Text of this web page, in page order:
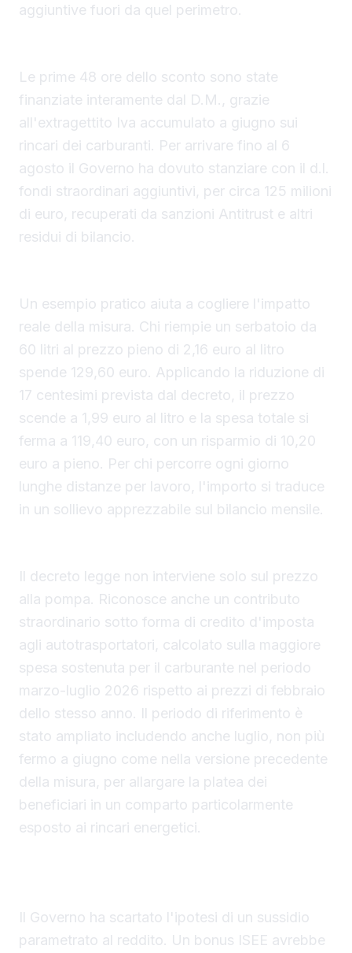
aggiuntive fuori da quel perimetro.
Le prime 48 ore dello sconto sono state
finanziate interamente dal D.M., grazie
all'extragettito Iva accumulato a giugno sui
rincari dei carburanti. Per arrivare fino al 6
agosto il Governo ha dovuto stanziare con il d.l.
fondi straordinari aggiuntivi, per circa 125 milioni
di euro, recuperati da sanzioni Antitrust e altri
residui di bilancio.
Un esempio pratico aiuta a cogliere l'impatto
reale della misura. Chi riempie un serbatoio da
60 litri al prezzo pieno di 2,16 euro al litro
spende 129,60 euro. Applicando la riduzione di
17 centesimi prevista dal decreto, il prezzo
scende a 1,99 euro al litro e la spesa totale si
ferma a 119,40 euro, con un risparmio di 10,20
euro a pieno. Per chi percorre ogni giorno
lunghe distanze per lavoro, l'importo si traduce
in un sollievo apprezzabile sul bilancio mensile.
Il decreto legge non interviene solo sul prezzo
alla pompa. Riconosce anche un contributo
straordinario sotto forma di credito d'imposta
agli autotrasportatori, calcolato sulla maggiore
spesa sostenuta per il carburante nel periodo
marzo-luglio 2026 rispetto ai prezzi di febbraio
dello stesso anno. Il periodo di riferimento è
stato ampliato includendo anche luglio, non più
fermo a giugno come nella versione precedente
della misura, per allargare la platea dei
beneficiari in un comparto particolarmente
esposto ai rincari energetici.
Il Governo ha scartato l'ipotesi di un sussidio
parametrato al reddito. Un bonus ISEE avrebbe